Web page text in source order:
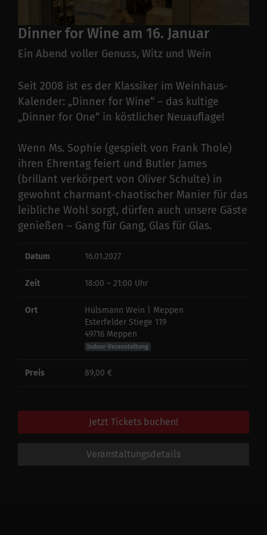
Dinner for Wine am 16. Januar
Ein Abend voller Genuss, Witz und Wein
Seit 2008 ist es der Klassiker im Weinhaus-
Kalender: „Dinner for Wine“ – das kultige
„Dinner for One“ in köstlicher Neuauflage!
Wenn Ms. Sophie (gespielt von Frank Thole)
ihren Ehrentag feiert und Butler James
(brillant verkörpert von Oliver Schulte) in
gewohnt charmant-chaotischer Manier für das
leibliche Wohl sorgt, dürfen auch unsere Gäste
genießen – Gang für Gang, Glas für Glas.
Datum 16.01.2027
Zeit 18:00 – 21:00 Uhr
Ort
Hülsmann Wein | Meppen
Esterfelder Stiege 119
49716 Meppen
Indoor-Veranstaltung
Preis 89,00 €
Jetzt Tickets buchen!
Veranstaltungsdetails